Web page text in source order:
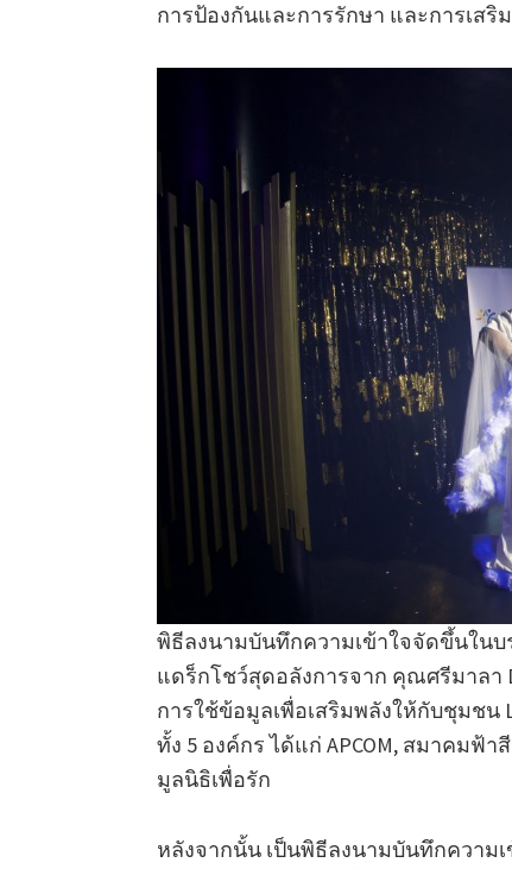
การป้องกันและการรักษา และการเสริ
พิธีลงนามบันทึกความเข้าใจจัดขึ้นใน
แดร็กโชว์สุดอลังการจาก คุณศรีมาลา
การใช้ข้อมูลเพื่อเสริมพลังให้กับชุมชน
ทั้ง 5 องค์กร ได้แก่ APCOM, สมาคมฟ้า
มูลนิธิเพื่อรัก
หลังจากนั้น เป็นพิธีลงนามบันทึกความเ